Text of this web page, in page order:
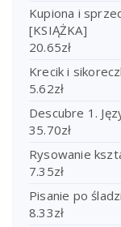
Kupiona i
[KSIĄŻKA]
20.65zł
Krecik i
5.62zł
Descubre 1.
35.70zł
Rysowanie
7.35zł
Pisanie po
8.33zł